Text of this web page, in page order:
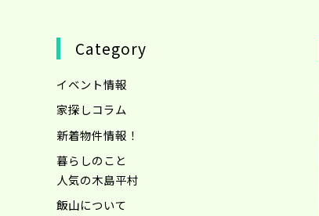
Category
イベント情報
家探しコラム
新着物件情報！
暮らしのこと
人気の木島平村
飯山について